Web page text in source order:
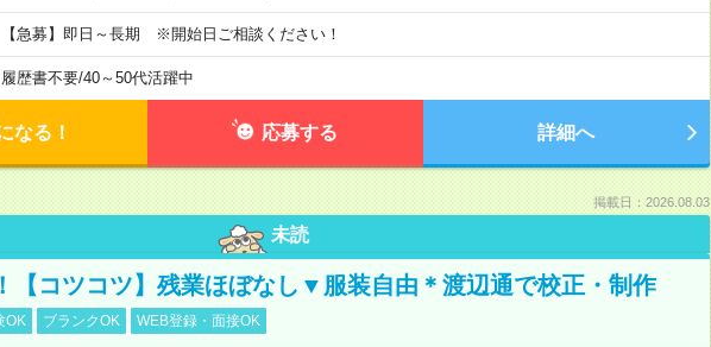
【急募】即日～長期 ※開始日ご相談ください！
履歴書不要/40～50代活躍中
なる！ 応募する 詳細へ
掲載日：2026.08.03
未読
【コツコツ】残業ほぼなし▼服装自由＊渡辺通で校正・制作
OK ブランクOK WEB登録・面接OK